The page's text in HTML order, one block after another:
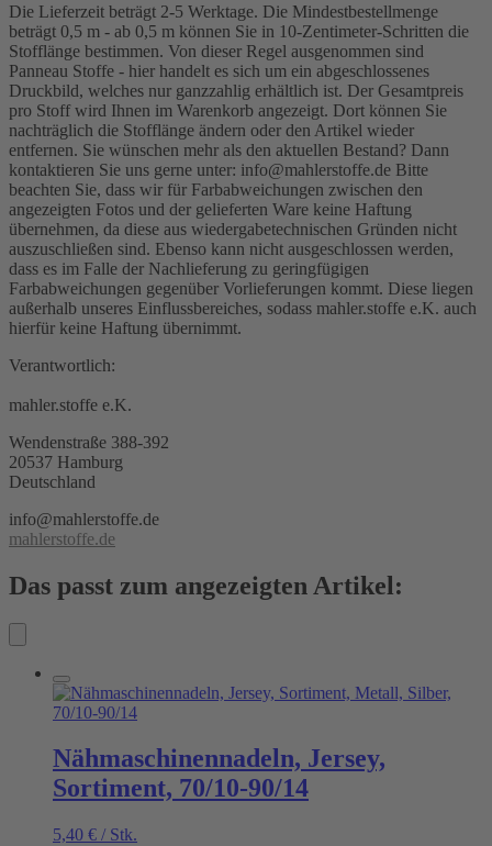
Die Lieferzeit beträgt 2-5 Werktage. Die Mindestbestellmenge
beträgt 0,5 m - ab 0,5 m können Sie in 10-Zentimeter-Schritten die
Stofflänge bestimmen. Von dieser Regel ausgenommen sind
Panneau Stoffe - hier handelt es sich um ein abgeschlossenes
Druckbild, welches nur ganzzahlig erhältlich ist. Der Gesamtpreis
pro Stoff wird Ihnen im Warenkorb angezeigt. Dort können Sie
nachträglich die Stofflänge ändern oder den Artikel wieder
entfernen. Sie wünschen mehr als den aktuellen Bestand? Dann
kontaktieren Sie uns gerne unter: info@mahlerstoffe.de Bitte
beachten Sie, dass wir für Farbabweichungen zwischen den
angezeigten Fotos und der gelieferten Ware keine Haftung
übernehmen, da diese aus wiedergabetechnischen Gründen nicht
auszuschließen sind. Ebenso kann nicht ausgeschlossen werden,
dass es im Falle der Nachlieferung zu geringfügigen
Farbabweichungen gegenüber Vorlieferungen kommt. Diese liegen
außerhalb unseres Einflussbereiches, sodass mahler.stoffe e.K. auch
hierfür keine Haftung übernimmt.
Verantwortlich:
mahler.stoffe e.K.
Wendenstraße 388-392
20537 Hamburg
Deutschland
info@mahlerstoffe.de
mahlerstoffe.de
Das passt zum angezeigten Artikel:
Nähmaschinennadeln, Jersey,
Sortiment, 70/10-90/14
5,40 € / Stk.